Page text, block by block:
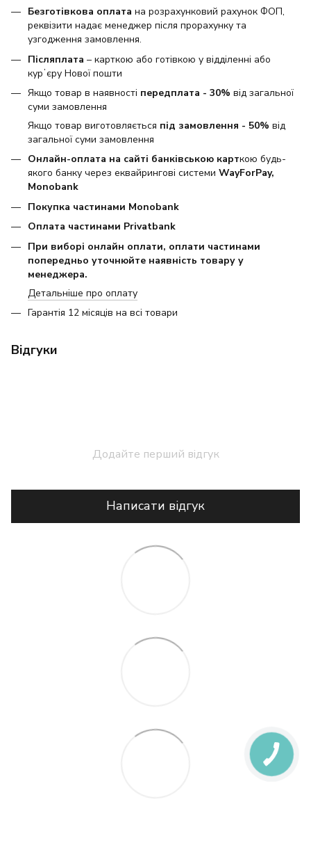
Безготівкова оплата на розрахунковий рахунок ФОП,
реквізити надає менеджер після прорахунку та
узгодження замовлення.
Післяплата – карткою або готівкою у відділенні або
курʼєру Нової пошти
Якщо товар в наявності передплата - 30% від загальної
суми замовлення
Якщо товар виготовляється під замовлення - 50% від
загальної суми замовлення
Онлайн-оплата на сайті банківською карткою будь-
якого банку через еквайрингові системи WayForPay,
Monobank
Покупка частинами Monobank
Оплата частинами Privatbank
При виборі онлайн оплати, оплати частинами
попередньо уточнюйте наявність товару у
менеджера.
Детальніше про оплату
Гарантія 12 місяців на всі товари
Відгуки
Додайте перший відгук
Написати відгук